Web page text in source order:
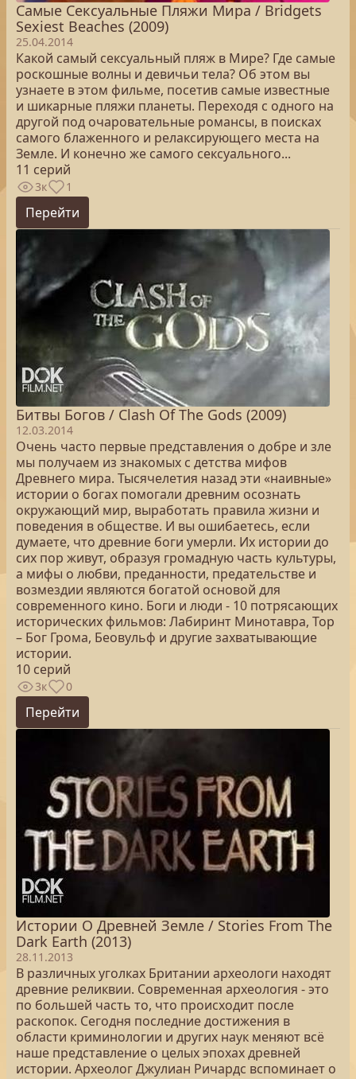
Самые Сексуальные Пляжи Мира / Bridgets
Sexiest Beaches (2009)
25.04.2014
Какой самый сексуальный пляж в Мире? Где самые
роскошные волны и девичьи тела? Об этом вы
узнаете в этом фильме, посетив самые известные
и шикарные пляжи планеты. Переходя с одного на
другой под очаровательные романсы, в поисках
самого блаженного и релаксирующего места на
Земле. И конечно же самого сексуального...
11 серий
3к 1
Перейти
Битвы Богов / Clash Of The Gods (2009)
12.03.2014
Очень часто первые представления о добре и зле
мы получаем из знакомых с детства мифов
Древнего мира. Тысячелетия назад эти «наивные»
истории о богах помогали древним осознать
окружающий мир, выработать правила жизни и
поведения в обществе. И вы ошибаетесь, если
думаете, что древние боги умерли. Их истории до
сих пор живут, образуя громадную часть культуры,
а мифы о любви, преданности, предательстве и
возмездии являются богатой основой для
современного кино. Боги и люди - 10 потрясающих
исторических фильмов: Лабиринт Минотавра, Тор
– Бог Грома, Беовульф и другие захватывающие
истории.
10 серий
3к 0
Перейти
Истории О Древней Земле / Stories From The
Dark Earth (2013)
28.11.2013
В различных уголках Британии археологи находят
древние реликвии. Современная археология - это
по большей часть то, что происходит после
раскопок. Сегодня последние достижения в
области криминологии и других наук меняют всё
наше представление о целых эпохах древней
истории. Археолог Джулиан Ричардс вспоминает о